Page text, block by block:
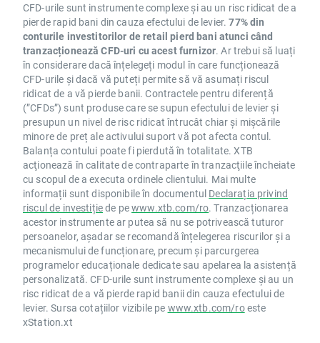
CFD-urile sunt instrumente complexe și au un risc ridicat de a
pierde rapid bani din cauza efectului de levier.77% din
conturile investitorilor de retail pierd bani atunci când
tranzacționează CFD-uri cu acest furnizor. Ar trebui să luați
în considerare dacă înțelegeți modul în care funcționează
CFD-urile și dacă vă puteți permite să vă asumați riscul
ridicat de a vă pierde banii. Contractele pentru diferență
(”CFDs”) sunt produse care se supun efectului de levier și
presupun un nivel de risc ridicat întrucât chiar și mișcările
minore de preț ale activului suport vă pot afecta contul.
Balanța contului poate fi pierdută în totalitate. XTB
acţionează în calitate de contraparte în tranzacţiile încheiate
cu scopul de a executa ordinele clientului. Mai multe
informații sunt disponibile în documentul Declarația privind
riscul de investițiede pewww.xtb.com/ro. Tranzacționarea
acestor instrumente ar putea să nu se potrivească tuturor
persoanelor, așadar se recomandă înțelegerea riscurilor și a
mecanismului de funcționare, precum și parcurgerea
programelor educaționale dedicate sau apelarea la asistență
personalizată. CFD-urile sunt instrumente complexe și au un
risc ridicat de a vă pierde rapid banii din cauza efectului de
levier. Sursa cotațiilor vizibile pe www.xtb.com/roeste
xStation.xt